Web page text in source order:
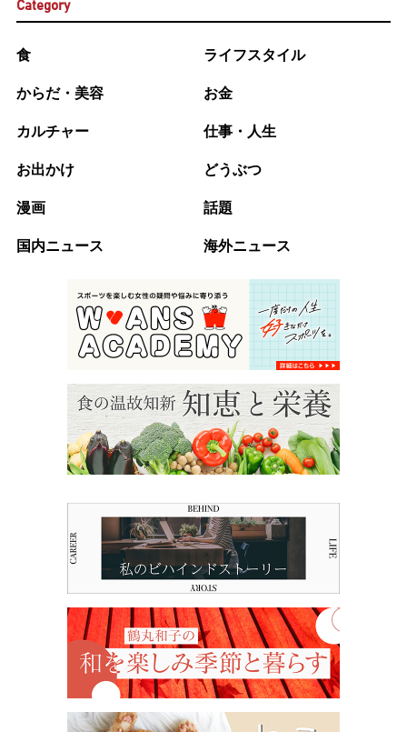
Category
食 ライフスタイル
からだ・美容 お金
カルチャー 仕事・人生
お出かけ どうぶつ
漫画 話題
国内ニュース 海外ニュース